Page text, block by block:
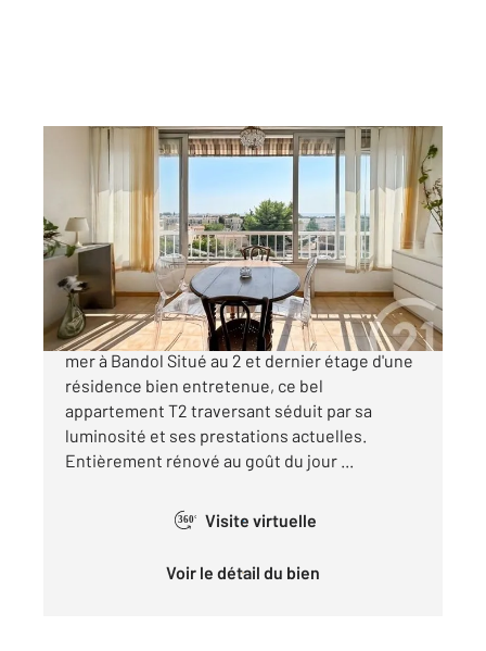
BANDOL 83
44,05 m
, 2 pièces
Ref : 1381
Appartement à vendre
269 000 €
À vendre Appartement T2 rénové avec vue
mer à Bandol Situé au 2 et dernier étage d'une
résidence bien entretenue, ce bel
appartement T2 traversant séduit par sa
luminosité et ses prestations actuelles.
Entièrement rénové au goût du jour ...
360° Visite virtuelle
Voir le détail du bien